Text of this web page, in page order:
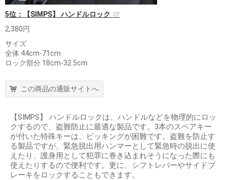
5位：【SIMPS】 ハンドルロック
2,380円
サイズ
全体 44cm-71cm
ロック部分 18cm-32.5cm
この商品の通販サイトへ
【SIMPS】 ハンドルロックは、ハンドルなどを物理的にロッ
クするので、盗難防止に最適な製品です。3本のスペアキー
が付いた特殊キーは、ピッキングが困難です。盗難を防止す
る製品ですが、緊急脱出用ハンマーとして緊急時の脱出に使
えたり、護身用として犯罪に巻き込まれそうになった際にも
使えたりするので便利です。更に、シフトレバーやサイドブ
レーキをロックすることもできます。